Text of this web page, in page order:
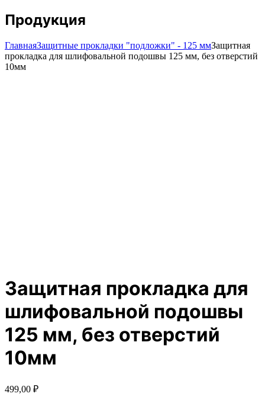
Продукция
ГлавнаяЗащитные прокладки "подложки" - 125 ммЗащитная
прокладка для шлифовальной подошвы 125 мм, без отверстий
10мм
Защитная прокладка для
шлифовальной подошвы
125 мм, без отверстий
10мм
499,00 ₽